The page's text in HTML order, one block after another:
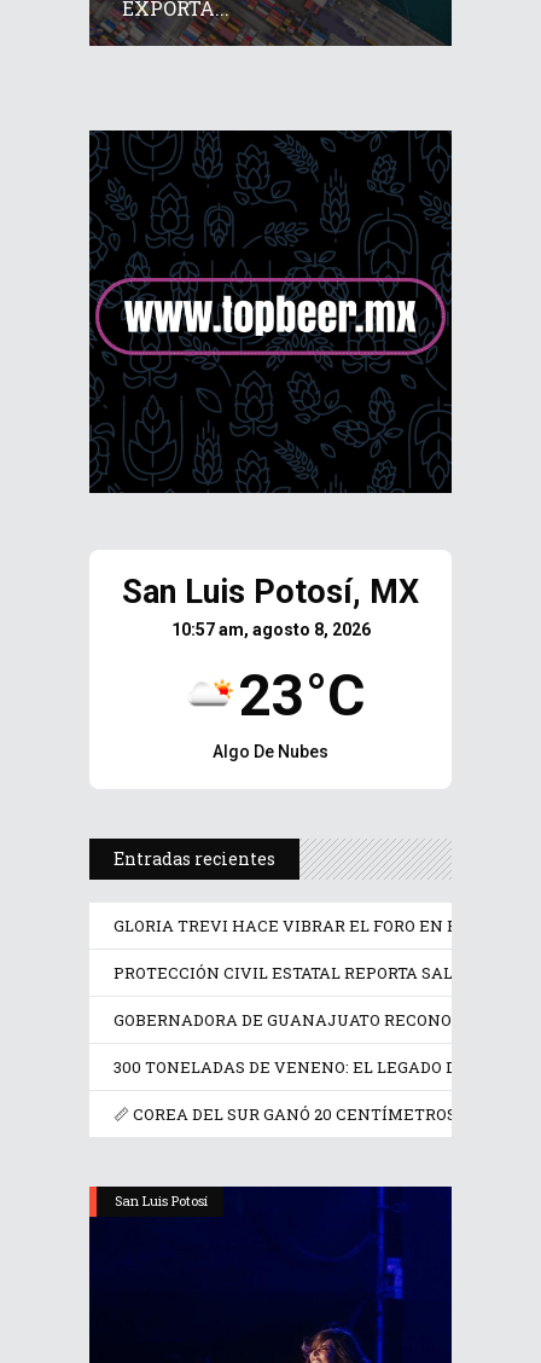
EXPORTA...
San Luis Potosí, MX
10:57 am, agosto 8, 2026
23°C
Algo De Nubes
Entradas recientes
GLORIA TREVI HACE VIBRAR EL FORO EN EL
PROTECCIÓN CIVIL ESTATAL REPORTA SALDO
GOBERNADORA DE GUANAJUATO RECONOCE A
300 TONELADAS DE VENENO: EL LEGADO DE
📏 COREA DEL SUR GANÓ 20 CENTÍMETROS EN UN
San Luis Potosí